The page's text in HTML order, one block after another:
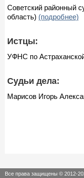
Советский районный
область) (подробнее)
Истцы:
УФНС по
Судьи дела:
Марисов Игорь
Все права защищены © 2012-